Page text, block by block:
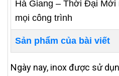
Hà Giang – Thời Đại Mới
mọi công trình
Sản phẩm của bài viết
Ngày nay, inox được sử